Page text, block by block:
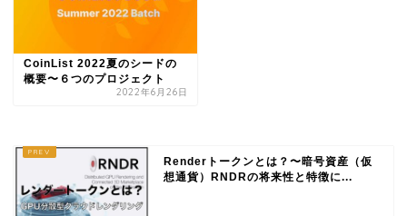
CoinList 2022夏のシードの
概要〜６つのプロジェクト
2022年6月26日
Renderトークンとは？〜暗号資産（仮
想通貨）RNDRの将来性と特徴に...